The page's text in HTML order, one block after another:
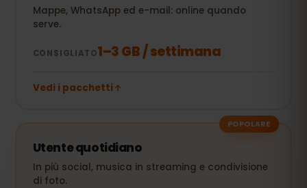
Mappe, WhatsApp ed e-mail: online quando
serve.
CONSIGLIATO1–3 GB / settimana
Vedi i pacchetti
POPOLARE
Utente quotidiano
In più social, musica in streaming e condivisione
di foto.